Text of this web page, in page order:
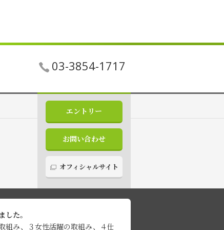
03-3854-1717
エントリー
お問い合わせ
オフィシャルサイト
た。
組み、３女性活躍の取組み、４仕